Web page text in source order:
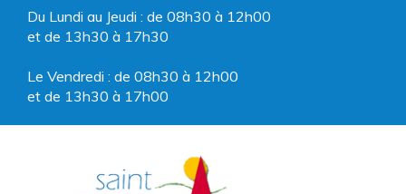
Du Lundi au Jeudi : de 08h30 à 12h00
et de 13h30 à 17h30
Le Vendredi : de 08h30 à 12h00
et de 13h30 à 17h00